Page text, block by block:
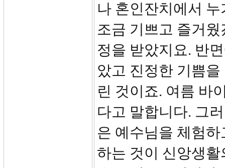
나 혼인잔치에서
조금 기쁘고 즐거
정을 받았지요. 반
았고 진정한 기쁨
린 것이죠. 여름 바
다고 말합니다. 그
은 예수님을 체험
하는 것이 신앙생